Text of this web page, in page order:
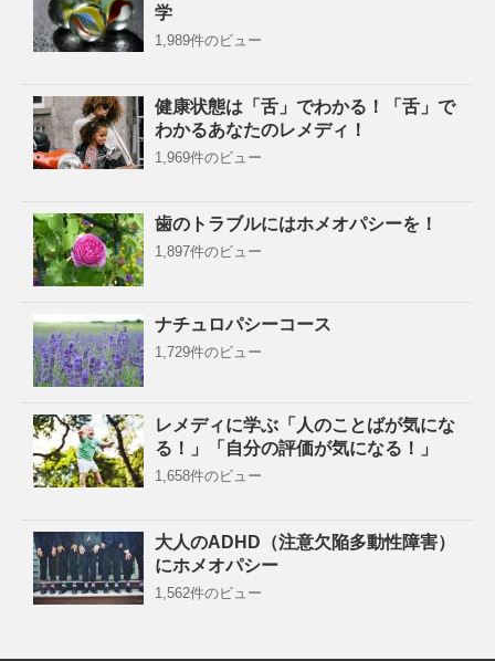
学
1,989件のビュー
健康状態は「舌」でわかる！「舌」で
わかるあなたのレメディ！
1,969件のビュー
歯のトラブルにはホメオパシーを！
1,897件のビュー
ナチュロパシーコース
1,729件のビュー
レメディに学ぶ「人のことばが気にな
る！」「自分の評価が気になる！」
1,658件のビュー
大人のADHD（注意欠陥多動性障害）
にホメオパシー
1,562件のビュー